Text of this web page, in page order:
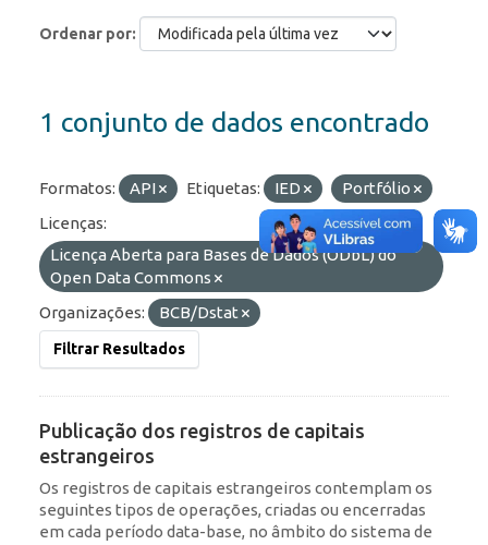
Ordenar por
1 conjunto de dados encontrado
Formatos: API Etiquetas: IED
Portfólio
Licenças:
Licença Aberta para Bases de Dados (ODbL) do
Open Data Commons
Organizações:
BCB/Dstat
Filtrar Resultados
Publicação dos registros de capitais
estrangeiros
Os registros de capitais estrangeiros contemplam os
seguintes tipos de operações, criadas ou encerradas
em cada período data-base, no âmbito do sistema de